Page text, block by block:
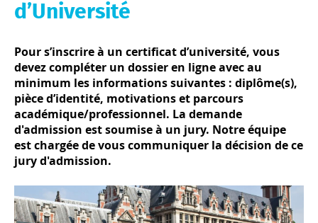
d’Université
Pour s’inscrire à un certificat d’université, vous
devez compléter un dossier en ligne avec au
minimum les informations suivantes : diplôme(s),
pièce d’identité, motivations et parcours
académique/professionnel. La demande
d'admission est soumise à un jury. Notre équipe
est chargée de vous communiquer la décision de ce
jury d'admission.